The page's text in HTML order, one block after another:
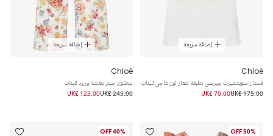
إضافة سريعة
Chloé
فستان سويتشيرت جيرسي بطبعة شعار لون عاجي للبنات
UK£ 175.00
UK£ 70.00
إضافة سريعة
Chloé
بنطلون جينز بنقشة ورود للبنات
UK£ 245.00
UK£ 123.00
50% OFF
40% OFF